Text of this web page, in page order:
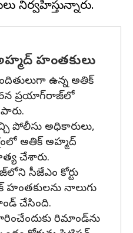
హంతకులు
ఉన్న అతిక్
ప్రయాగ్‌రాజ్‌లో
పోలీసు అధికారులు,
అతిక్ అహ్మద్
చేశారు.
సీజేఎం కోర్టు
హంతకులను నాలుగు
చేసింది.
రిమాండ్‌ను